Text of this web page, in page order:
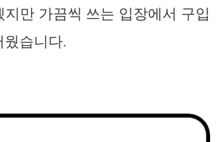
지만 가끔씩 쓰는 입장에서 구입
웠습니다.